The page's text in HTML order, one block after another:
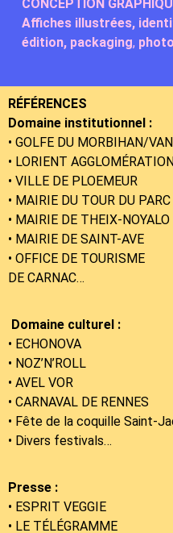
CONCEPTION
Affiches illustrées, i
édition, packaging,
RÉFÉRENCES
Domaine institutionnel :
• GOLFE DU MORBIHAN/
• LORIENT
• VILLE DE PLOEMEUR
• MAIRIE DU TOUR DU PARC
• MAIRIE DE THEIX-NOYALO
• MAIRIE DE SAINT-AVE
• OFFICE DE TOURISME
DE CARNAC…
Domaine culturel :
• ECHONOVA
• NOZ’N’ROLL
• AVEL VOR
• CARNAVAL DE RENNES
• Fête de la coquille Saint-
• Divers festivals…
Presse :
• ESPRIT VEGGIE
• LE TÉLÉGRAMME